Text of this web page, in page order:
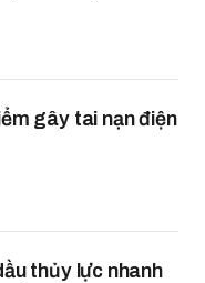
gây tai nạn điện
thủy lực nhanh